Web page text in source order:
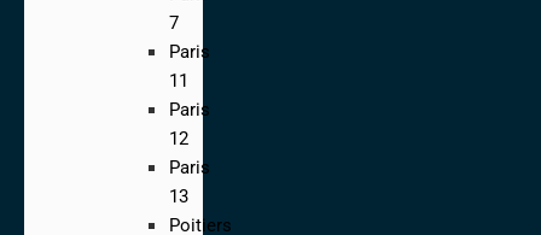
7
Paris
11
Paris
12
Paris
13
Poitiers